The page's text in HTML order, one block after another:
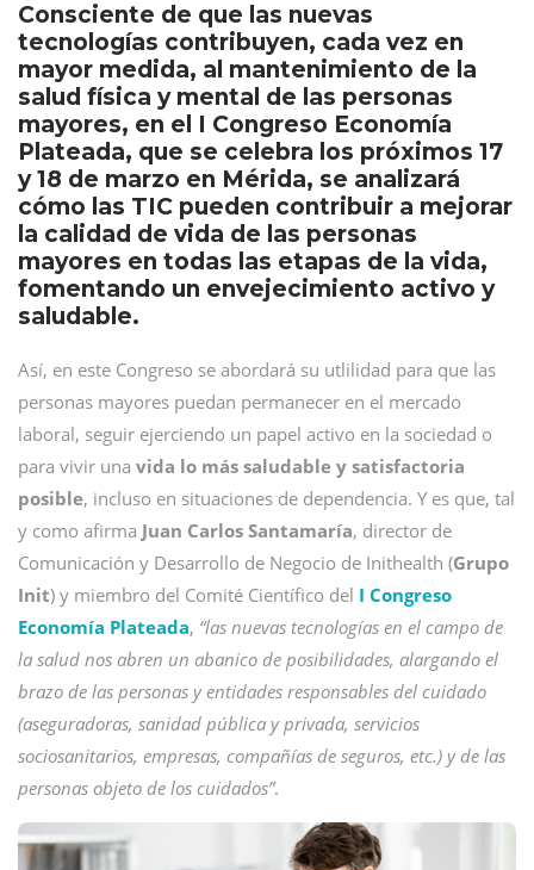
Consciente de que las nuevas
tecnologías contribuyen, cada vez en
mayor medida, al mantenimiento de la
salud física y mental de las personas
mayores, en el I Congreso Economía
Plateada, que se celebra los próximos 17
y 18 de marzo en Mérida, se analizará
cómo las TIC pueden contribuir a mejorar
la calidad de vida de las personas
mayores en todas las etapas de la vida,
fomentando un envejecimiento activo y
saludable.
Así, en este Congreso se abordará su utlilidad para que las
personas mayores puedan permanecer en el mercado
laboral, seguir ejerciendo un papel activo en la sociedad o
para vivir una vida lo más saludable y satisfactoria
posible, incluso en situaciones de dependencia. Y es que, tal
y como afirma Juan Carlos Santamaría, director de
Comunicación y Desarrollo de Negocio de Inithealth (Grupo
Init) y miembro del Comité Científico del I Congreso
Economía Plateada, “las nuevas tecnologías en el campo de
la salud nos abren un abanico de posibilidades, alargando el
brazo de las personas y entidades responsables del cuidado
(aseguradoras, sanidad pública y privada, servicios
sociosanitarios, empresas, compañías de seguros, etc.) y de las
personas objeto de los cuidados”.